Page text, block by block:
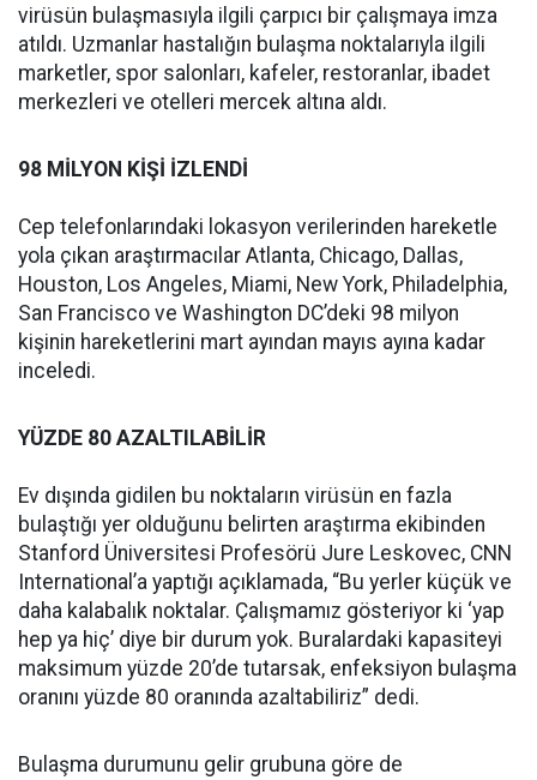
virüsün bulaşmasıyla ilgili çarpıcı bir çalışmaya imza
atıldı. Uzmanlar hastalığın bulaşma noktalarıyla ilgili
marketler, spor salonları, kafeler, restoranlar, ibadet
merkezleri ve otelleri mercek altına aldı.
98 MİLYON KİŞİ İZLENDİ
Cep telefonlarındaki lokasyon verilerinden hareketle
yola çıkan araştırmacılar Atlanta, Chicago, Dallas,
Houston, Los Angeles, Miami, New York, Philadelphia,
San Francisco ve Washington DC’deki 98 milyon
kişinin hareketlerini mart ayından mayıs ayına kadar
inceledi.
YÜZDE 80 AZALTILABİLİR
Ev dışında gidilen bu noktaların virüsün en fazla
bulaştığı yer olduğunu belirten araştırma ekibinden
Stanford Üniversitesi Profesörü Jure Leskovec, CNN
International’a yaptığı açıklamada, “Bu yerler küçük ve
daha kalabalık noktalar. Çalışmamız gösteriyor ki ‘yap
hep ya hiç’ diye bir durum yok. Buralardaki kapasiteyi
maksimum yüzde 20’de tutarsak, enfeksiyon bulaşma
oranını yüzde 80 oranında azaltabiliriz” dedi.
Bulaşma durumunu gelir grubuna göre de